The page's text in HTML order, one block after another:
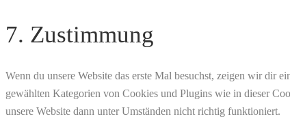
7. Zustimmung
Wenn du unsere Website das erste Mal besuchst, zeigen wir dir
gewählten Kategorien von Cookies und Plugins wie in dieser
unsere Website dann unter Umständen nicht richtig funktioniert.